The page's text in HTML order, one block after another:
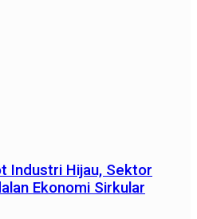
Industri Hijau, Sektor
Ekonomi Sirkular